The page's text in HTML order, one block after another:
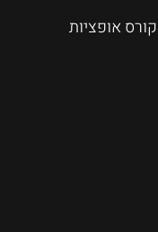
קורס אופציות